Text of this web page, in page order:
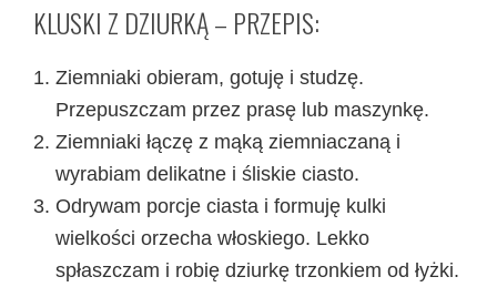
KLUSKI Z DZIURKĄ – PRZEPIS:
Ziemniaki obieram, gotuję i studzę.
Przepuszczam przez prasę lub maszynkę.
Ziemniaki łączę z mąką ziemniaczaną i
wyrabiam delikatne i śliskie ciasto.
Odrywam porcje ciasta i formuję kulki
wielkości orzecha włoskiego. Lekko
spłaszczam i robię dziurkę trzonkiem od łyżki.